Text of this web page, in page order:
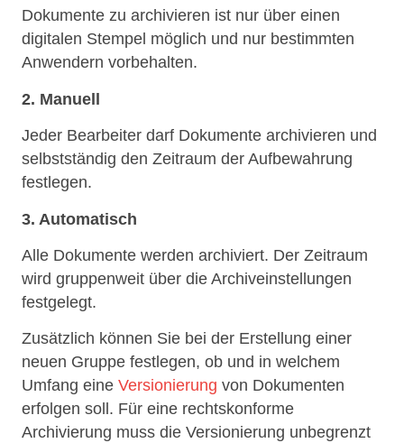
Dokumente zu archivieren ist nur über einen
digitalen Stempel möglich und nur bestimmten
Anwendern vorbehalten.
2. Manuell
Jeder Bearbeiter darf Dokumente archivieren und
selbstständig den Zeitraum der Aufbewahrung
festlegen.
3. Automatisch
Alle Dokumente werden archiviert. Der Zeitraum
wird gruppenweit über die Archiveinstellungen
festgelegt.
Zusätzlich können Sie bei der Erstellung einer
neuen Gruppe festlegen, ob und in welchem
Umfang eine Versionierung von Dokumenten
erfolgen soll. Für eine rechtskonforme
Archivierung muss die Versionierung unbegrenzt